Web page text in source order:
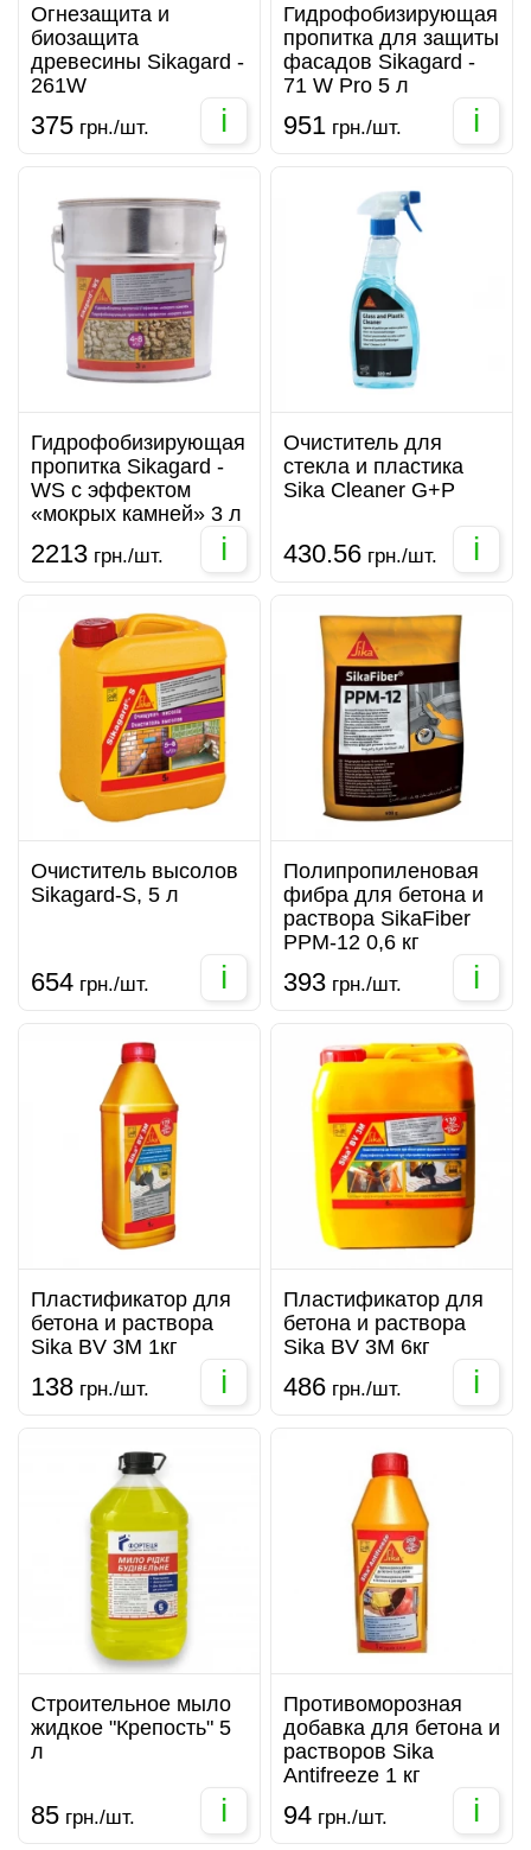
Огнезащита и
биозащита
древесины Sikagard -
261W
375 грн./шт. i
Гидрофобизирующая
пропитка для защиты
фасадов Sikagard -
71 W Pro 5 л
951 грн./шт. i
Гидрофобизирующая
пропитка Sikagard -
WS с эффектом
«мокрых камней» 3 л
2213 грн./шт. i
Очиститель для
стекла и пластика
Sika Cleaner G+P
430.56 грн./шт. i
Очиститель высолов
Sikagard-S, 5 л
654 грн./шт. i
Полипропиленовая
фибра для бетона и
раствора SikaFiber
PPM-12 0,6 кг
393 грн./шт. i
Пластификатор для
бетона и раствора
Sika BV 3M 1кг
138 грн./шт. i
Пластификатор для
бетона и раствора
Sika BV 3M 6кг
486 грн./шт. i
Строительное мыло
жидкое "Крепость" 5
л
85 грн./шт. i
Противоморозная
добавка для бетона и
растворов Sika
Antifreeze 1 кг
94 грн./шт. i